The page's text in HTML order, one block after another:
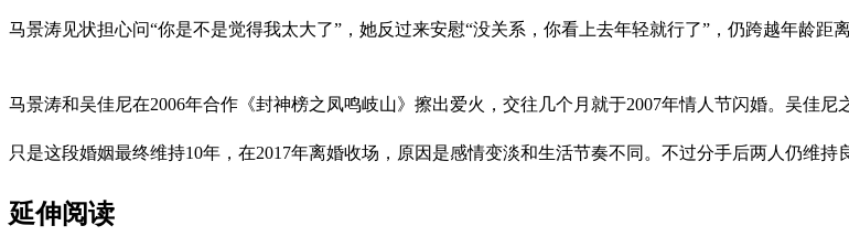
马景涛见状担心问“你是不是觉得我太大了”，她反过来安慰“没关系，你看上去年轻就行了”，仍跨越年龄距
马景涛和吴佳尼在2006年合作《封神榜之凤鸣岐山》擦出爱火，交往几个月就于2007年情人节闪婚。吴佳尼
只是这段婚姻最终维持10年，在2017年离婚收场，原因是感情变淡和生活节奏不同。不过分手后两人仍维持
延伸阅读